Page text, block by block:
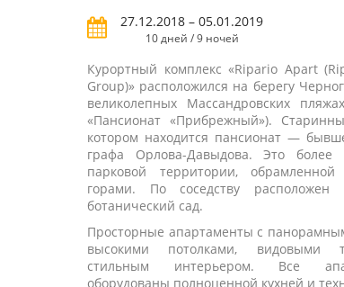
27.12.2018 – 05.01.2019
10 дней / 9 ночей
Курортный комплекс «Ripario Apart
Group)» расположился на берегу
великолепных Массандровских
«Пансионат «Прибрежный»).
котором находится пансионат —
графа Орлова-Давыдова. Это более
парковой территории,
горами. По соседству расположен
ботанический сад.
Просторные апартаменты с
высокими потолками, видовыми
стильным интерьером. Все
оборудованы полноценной кухней и